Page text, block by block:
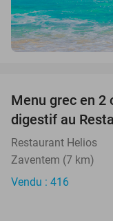
Menu grec en 2
digestif au
Restaurant Helios
Zaventem (7 km)
Vendu : 416